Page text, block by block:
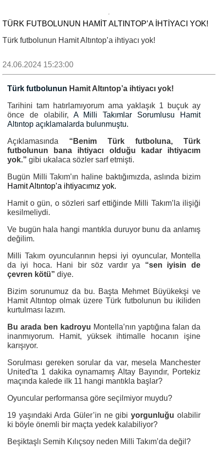
TÜRK FUTBOLUNUN HAMIT ALTINTOP’A IHTIYACI YOK!
Türk futbolunun Hamit Altıntop’a ihtiyacı yok!
24.06.2024 15:23:00
Türk futbolunun Hamit Altıntop’a ihtiyacı yok!
Tarihini tam hatırlamıyorum ama yaklaşık 1 buçuk ay
önce de olabilir, A Milli Takımlar Sorumlusu Hamit
Altıntop açıklamalarda bulunmuştu.
Açıklamasında “Benim Türk futboluna, Türk
futbolunun bana ihtiyacı olduğu kadar ihtiyacım
yok.” gibi ukalaca sözler sarf etmişti.
Bugün Milli Takım’ın haline baktığımızda, aslında bizim
Hamit Altıntop’a ihtiyacımız yok.
Hamit o gün, o sözleri sarf ettiğinde Milli Takım’la ilişiği
kesilmeliydi.
Ve bugün hala hangi mantıkla duruyor bunu da anlamış
değilim.
Milli Takım oyuncularının hepsi iyi oyuncular, Montella
da iyi hoca. Hani bir söz vardır ya “sen iyisin de
çevren kötü” diye.
Bizim sorunumuz da bu. Başta Mehmet Büyükekşi ve
Hamit Altıntop olmak üzere Türk futbolunun bu ikiliden
kurtulması lazım.
Bu arada ben kadroyu Montella’nın yaptığına falan da
inanmıyorum. Hamit, yüksek ihtimalle hocanın işine
karışıyor.
Sorulması gereken sorular da var, mesela Manchester
United'ta 1 dakika oynamamış Altay Bayındır, Portekiz
maçında kalede ilk 11 hangi mantıkla başlar?
Oyuncular performansa göre seçilmiyor muydu?
19 yaşındaki Arda Güler’in ne gibiyorgunluğu olabilir
ki böyle önemli bir maçta yedek kalabiliyor?
Beşiktaşlı Semih Kılıçsoy neden Milli Takım’da değil?